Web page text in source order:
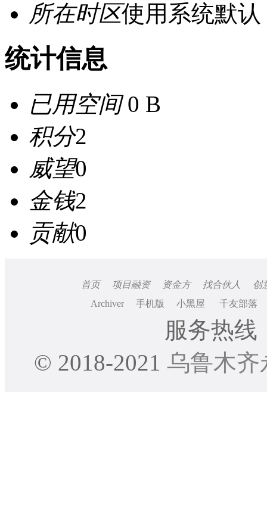
所在时区使用系统默认
统计信息
已用空间0 B
积分2
威望0
金钱2
贡献0
首页 项目融资 资金方 找合伙人
创
Archiver
手机版 小黑屋 千友部落
服务热线
© 2018-2021 乌鲁木齐